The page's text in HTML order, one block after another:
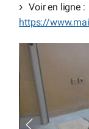
Voir en ligne :
https://